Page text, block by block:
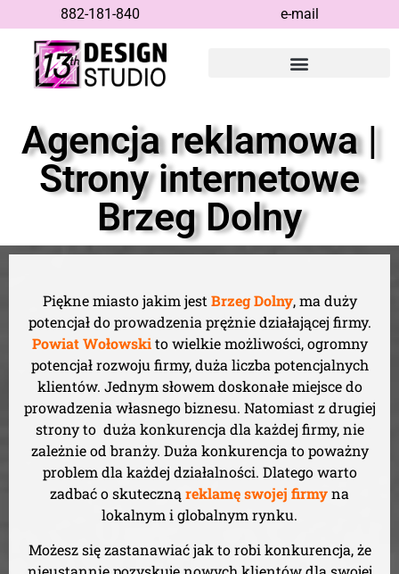
882-181-840 e-mail
Agencja reklamowa |
Strony internetowe
Brzeg Dolny
Piękne miasto jakim jestBrzeg Dolny, ma duży
potencjał do prowadzenia prężnie działającej firmy.
Powiat Wołowskito wielkie możliwości, ogromny
potencjał rozwoju firmy, duża liczba potencjalnych
klientów. Jednym słowem doskonałe miejsce do
prowadzenia własnego biznesu. Natomiast z drugiej
strony to duża konkurencja dla każdej firmy, nie
zależnie od branży. Duża konkurencja to poważny
problem dla każdej działalności. Dlatego warto
zadbać o skutecznąreklamę swojej firmyna
lokalnym i globalnym rynku.
Możesz się zastanawiać jak to robi konkurencja, że